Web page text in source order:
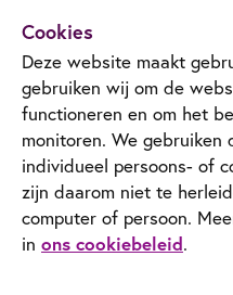
Cookies
Deze website maakt
gebruiken wij om de
functioneren en om het
monitoren. We gebruiken
individueel persoons- of
zijn daarom niet te
computer of persoon.
in ons cookiebeleid.